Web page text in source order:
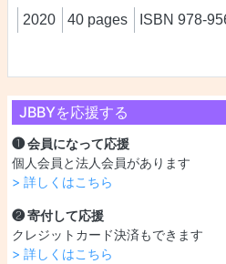
JBBYを応援する
❶ 会員になって応援
個人会員と法人会員があります
> 詳しくはこちら
❷ 寄付して応援
クレジットカード決済もできます
> 詳しくはこちら
2020
40 pages ISBN 978-